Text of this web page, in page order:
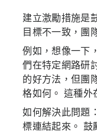
建立激勵措施是
目標不一致，團
例如，想像一下
們在特定網路研
的好方法，但團
格如何。 這種外
如何解決此問題：
標連結起來。 鼓